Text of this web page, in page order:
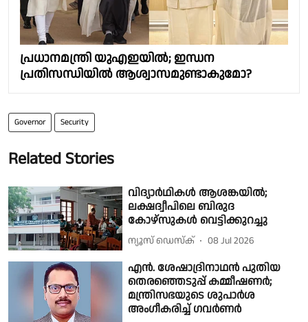
പ്രധാനമന്ത്രി യുഎഇയില്‍; ഇന്ധന
പ്രതിസന്ധിയില്‍ ആശ്വാസമുണ്ടാകുമോ?
Governor Security
Related Stories
വിദ്യാർഥികൾ ആശങ്കയിൽ;
ലക്ഷദ്വീപിലെ ബിരുദ
കോഴ്സുകൾ വെട്ടിക്കുറച്ചു
ന്യൂസ് ഡെസ്ക് 08 Jul 2026
എൻ. ശേഷാദ്രിനാഥൻ പുതിയ
തെരഞ്ഞെടുപ്പ് കമ്മീഷണർ;
മന്ത്രിസഭയുടെ ശുപാർശ
അംഗീകരിച്ച് ഗവർണർ